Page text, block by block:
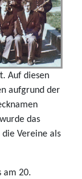
Auf diesen
aufgrund der
das
Vereine als
am 20.